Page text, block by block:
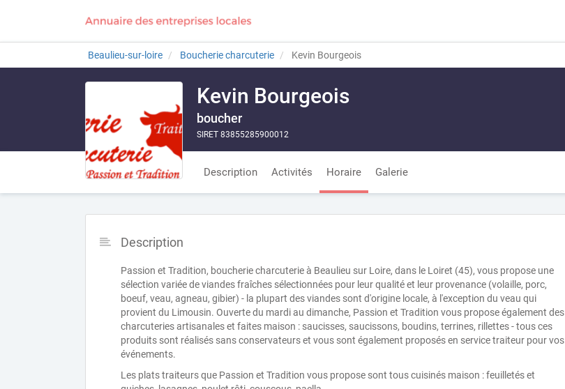
Beaulieu-sur-loire Boucherie charcuterie Kevin Bourgeois
Kevin Bourgeois
boucher
SIRET 83855285900012
Description Activités Horaire Galerie
Description
Passion et Tradition, boucherie charcuterie à Beaulieu sur Loire, dans le Loiret (45), vous propose une
sélection variée de viandes fraîches sélectionnées pour leur qualité et leur provenance (volaille, porc,
boeuf, veau, agneau, gibier) - la plupart des viandes sont d'origine locale, à l'exception du veau qui
provient du Limousin. Ouverte du mardi au dimanche, Passion et Tradition vous propose également des
charcuteries artisanales et faites maison : saucisses, saucissons, boudins, terrines, rillettes - tous ces
produits sont réalisés sans conservateurs et vous sont également proposés en service traiteur pour vos
événements.
Les plats traiteurs que Passion et Tradition vous propose sont tous cuisinés maison : feuilletés et